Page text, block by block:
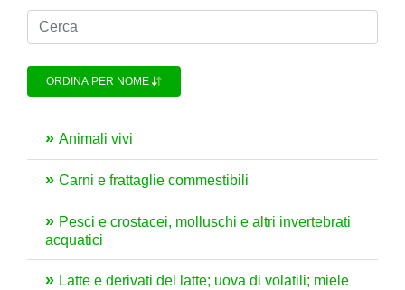
ORDINA PER NOME
Animali vivi
Carni e frattaglie commestibili
Pesci e crostacei, molluschi e altri invertebrati
acquatici
Latte e derivati del latte; uova di volatili; miele